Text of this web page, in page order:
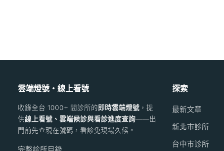
雲端燈號・線上看號
收錄全台 1000+ 間診所的 即時雲端燈號，提
供線上看號、雲端候診與看診進度查詢——出
門前先查現在號碼，看診免現場久候。
探索
最新文章
新北市診所
台中市診所